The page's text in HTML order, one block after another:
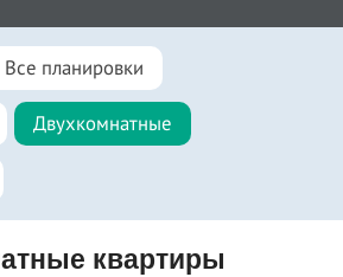
Все планировки
Двухкомнатные
квартиры